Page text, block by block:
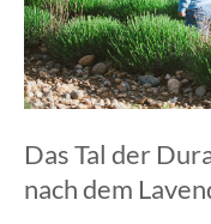
Das Tal der
nach dem